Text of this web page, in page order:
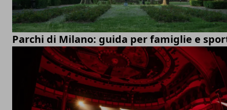
Parchi di Milano: guida per famiglie e